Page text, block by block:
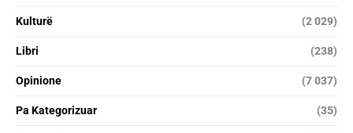
Kulturë (2 029)
Libri (238)
Opinione (7 037)
Pa Kategorizuar (35)